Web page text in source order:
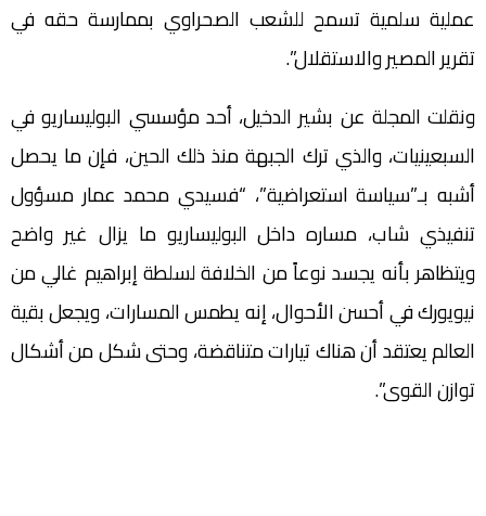
عملية سلمية تسمح للشعب الصحراوي بممارسة حقه في
تقرير المصير والاستقلال”.
ونقلت المجلة عن بشير الدخيل، أحد مؤسسي البوليساريو في
السبعينيات، والذي ترك الجبهة منذ ذلك الحين، فإن ما يحصل
أشبه بـ”سياسة استعراضية”، “فسيدي محمد عمار مسؤول
تنفيذي شاب، مساره داخل البوليساريو ما يزال غير واضح
ويتظاهر بأنه يجسد نوعاً من الخلافة لسلطة إبراهيم غالي من
نيويورك في أحسن الأحوال، إنه يطمس المسارات، ويجعل بقية
العالم يعتقد أن هناك تيارات متناقضة، وحتى شكل من أشكال
توازن القوى”.